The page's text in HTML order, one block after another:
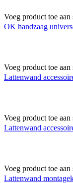
Voeg product toe aan
OK handzaag
Voeg product toe aan
Lattenwand
Voeg product toe aan
Lattenwand
Voeg product toe aan
Lattenwand